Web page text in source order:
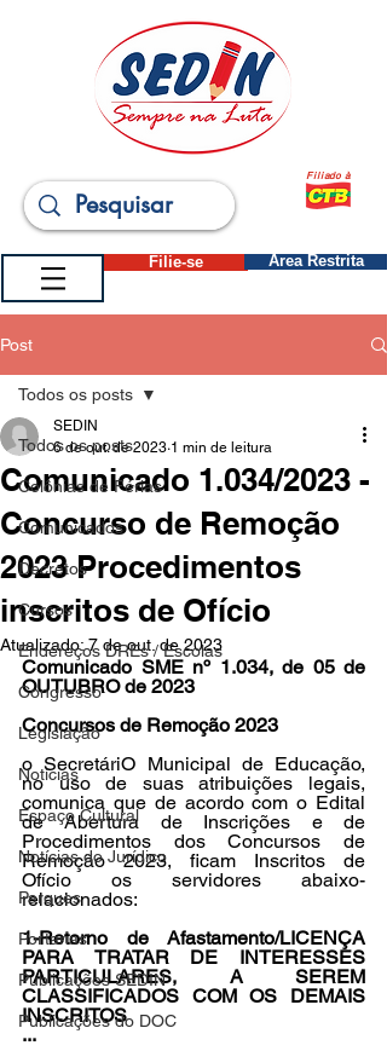
Filiado à
Filie-se Área Restrita
Post
Todos os posts
Colônias de Férias
Comunicados
Decretos
Cursos
Endereços DREs / Escolas
Congresso
Legislação
Notícias
Espaço Cultural
Notícias do Jurídico
Parques
Portarias
Publicações SEDIN
Publicações do DOC
Todos os posts
Comunicado 1.034/2023 -
Concurso de Remoção
2023 Procedimentos
inscritos de Ofício
SEDIN
6 de out. de 2023 1 min de leitura
Atualizado:7 de out. de 2023
Comunicado SME nº 1.034, de 05 de
OUTUBRO de 2023
Concursos de Remoção 2023
o SecretáriO Municipal de Educação,
no uso de suas atribuições legais,
comunica que de acordo com o Edital
de Abertura de Inscrições e de
Procedimentos dos Concursos de
Remoção 2023, ficam Inscritos de
Ofício os servidores abaixo-
relacionados:
1-Retorno de Afastamento/LICENÇA
PARA TRATAR DE INTERESSES
PARTICULARES, A SEREM
CLASSIFICADOS COM OS DEMAIS
INSCRITOS
...